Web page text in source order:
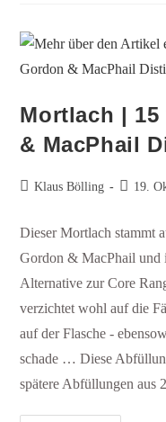
Mortlach |
& MacPhail
Klaus Bölling 19.
Dieser Mortlach stammt
Gordon & MacPhail und
Alternative zur Core
verzichtet wohl auf die
auf der Flasche -
schade … Diese
spätere Abfüllungen aus